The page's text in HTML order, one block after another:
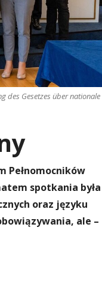
des Gesetzes über nationale
Pełnomocników
spotkania była
oraz języku
ale –